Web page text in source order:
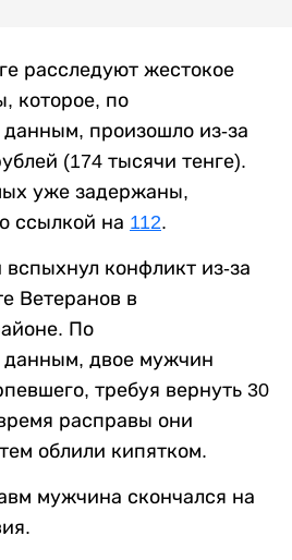
расследуют жестокое
которое, по
произошло из-за
(174 тысячи тенге).
уже задержаны,
ссылкой на 112.
конфликт из-за
Ветеранов в
По
данным, двое мужчин
требуя вернуть 30
расправы они
облили кипятком.
мужчина скончался на